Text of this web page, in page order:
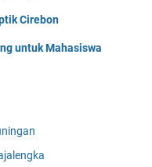
Cirebon
untuk Mahasiswa